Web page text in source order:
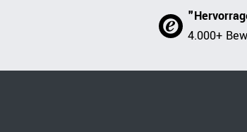
4.000+